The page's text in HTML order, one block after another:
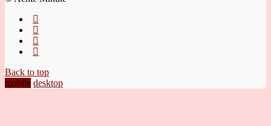
Back to top
mobile desktop